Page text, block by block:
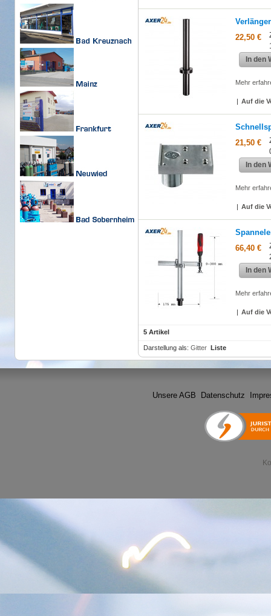
22,50 €
In den
Mehr
| Auf die
21,50 €
In den
Mehr
| Auf die
66,40 €
In den
Mehr
| Auf die
5 Artikel
Darstellung als: Gitter Liste
Unsere AGB Datenschutz